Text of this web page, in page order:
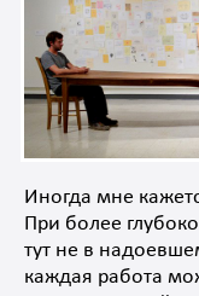
Иногда мне
При более
тут не в
каждая работа